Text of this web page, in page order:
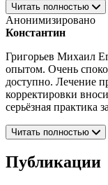
Читать полностью
Анонимизировано
Константин
Григорьев Михаил
опытом. Очень
доступно. Лечение
корректировки
серьёзная практика
Читать полностью
Публикации